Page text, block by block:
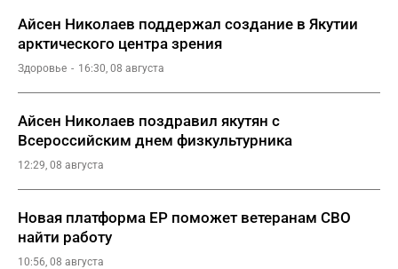
Айсен Николаев поддержал создание в Якутии
арктического центра зрения
Здоровье 16:30, 08 августа
Айсен Николаев поздравил якутян с
Всероссийским днем физкультурника
12:29, 08 августа
Новая платформа ЕР поможет ветеранам СВО
найти работу
10:56, 08 августа